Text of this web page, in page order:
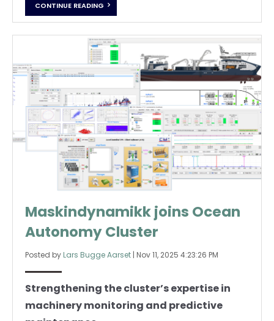
CONTINUE READING
Maskindynamikk joins Ocean
Autonomy Cluster
Posted by Lars Bugge Aarset | Nov 11, 2025 4:23:26 PM
Strengthening the cluster’s expertise in
machinery monitoring and predictive